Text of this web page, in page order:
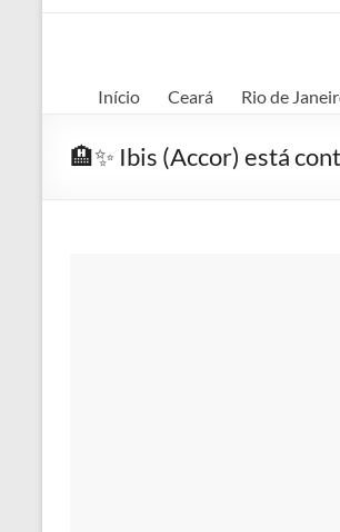
Início Ceará Rio de
🏨✨ Ibis (Accor) está